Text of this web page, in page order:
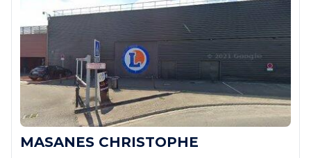
MASANES CHRISTOPHE